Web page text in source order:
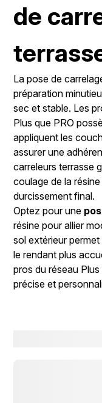
de
La pose de
préparation
sec et stable. Les
Plus que PRO
appliquent les
assurer une
carreleurs terrasse
coulage de la
durcissement final.
Optez pour une
résine pour allier
sol extérieur
le rendant plus
pros du réseau
précise et